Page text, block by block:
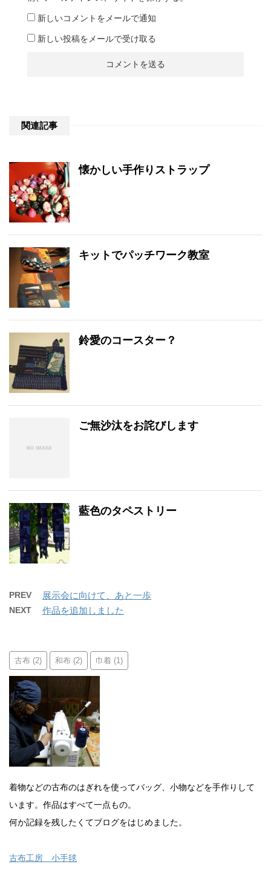
新しいコメントをメールで通知
新しい投稿をメールで受け取る
関連記事
懐かしい手作りストラップ
キットでパッチワーク教室
鈴愛のコースター？
ご無沙汰をお詫びします
藍色のタペストリー
PREV 展示会に向けて、あと一歩
NEXT 作品を追加しました
古布 (2) 和布 (2) 巾着 (1)
着物などの古布のはぎれを使ってバッグ、小物などを手作りして
います。作品はすべて一点もの。
何か記録を残したくてブログをはじめました。
古布工房 小手毬